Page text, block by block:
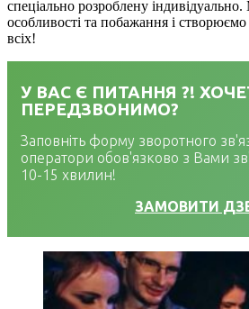
спеціально розроблену
особливості та побажання і створюємо
всіх!
У ВАС Є ПИТАННЯ ?!
ПЕРЕДЗВОНИМО?
Заповніть форму зворотного
оператори обов'язково з Вами
10-15 хвилин!
ЗАМОВИТИ